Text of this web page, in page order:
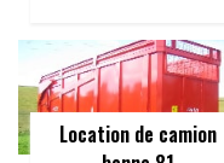
Location de camion